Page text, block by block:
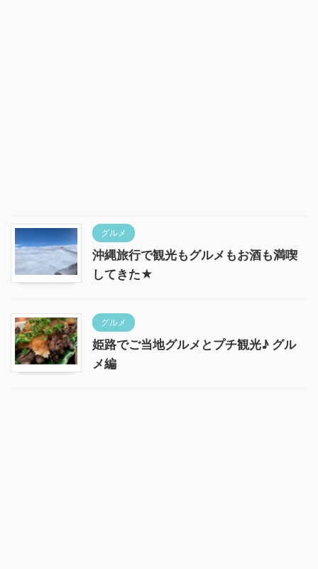
グルメ
沖縄旅行で観光もグルメもお酒も満喫
してきた★
グルメ
姫路でご当地グルメとプチ観光♪ グル
メ編